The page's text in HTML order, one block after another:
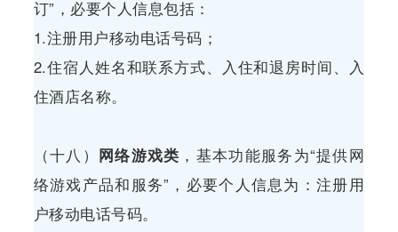
订”，必要个人信息包括：
1.注册用户移动电话号码；
2.住宿人姓名和联系方式、入住和退房时间、入
住酒店名称。
（十八） 网络游戏类 ，基本功能服务为“提供网
络游戏产品和服务”，必要个人信息为：注册用
户移动电话号码。